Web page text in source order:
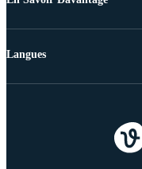
Langues